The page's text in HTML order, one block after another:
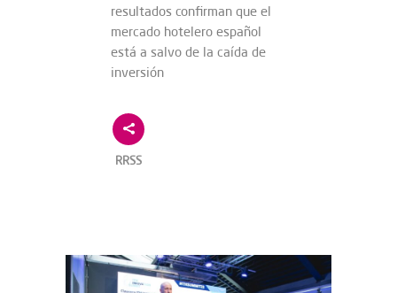
resultados confirman que el
mercado hotelero español
está a salvo de la caída de
inversión
RRSS